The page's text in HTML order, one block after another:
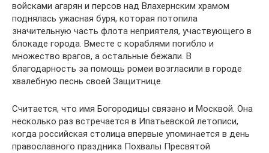
войсками агарян и персов над Влахернским храмом
поднялась ужасная буря, которая потопила
значительную часть флота неприятеля, участвующего в
блокаде города. Вместе с кораблями погибло и
множество врагов, а остальные бежали. В
благодарность за помощь ромеи возгласили в городе
хвалебную песнь своей Защитнице.
Считается, что имя Богородицы связано и Москвой. Она
несколько раз встречается в Ипатьевской летописи,
когда российская столица впервые упоминается в день
православного праздника Похвалы Пресвятой